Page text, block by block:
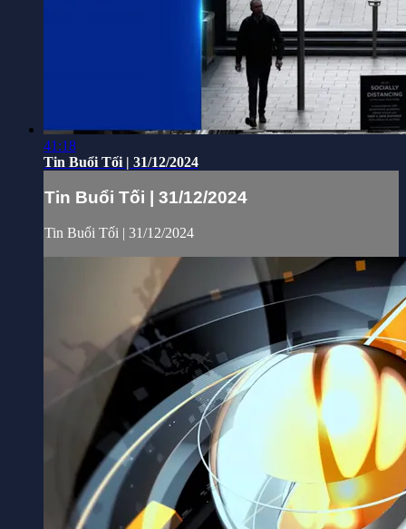
41:18
Tin Buổi Tối | 31/12/2024
Tin Buổi Tối | 31/12/2024
Tin Buổi Tối | 31/12/2024